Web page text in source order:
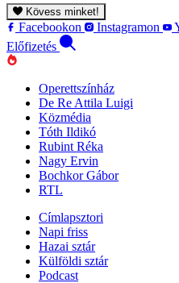
Kövess minket!
Facebookon Instagramon
Előfizetés
Operettszínház
De Re Attila Luigi
Közmédia
Tóth Ildikó
Rubint Réka
Nagy Ervin
Bochkor Gábor
RTL
Címlapsztori
Napi friss
Hazai sztár
Külföldi sztár
Podcast